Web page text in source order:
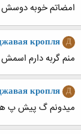
امضاتم خوبه دوسش
Д
кропля
منم گربه دارم
Д
кропля
میدونم گ پیش